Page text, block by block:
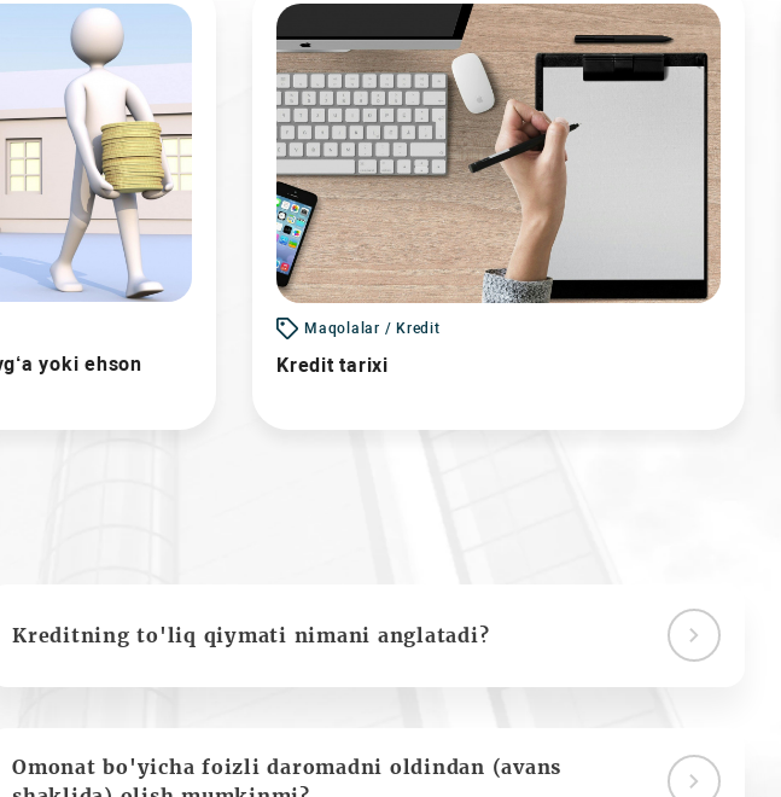
yoki ehson
Maqolalar / Kredit
Kredit tarixi
Kreditning to'liq qiymati nimani anglatadi?
Omonat bo'yicha foizli daromadni oldindan (avans